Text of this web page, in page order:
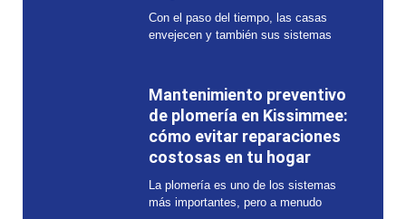
Con el paso del tiempo, las casas
envejecen y también sus sistemas
Mantenimiento preventivo
de plomería en Kissimmee:
cómo evitar reparaciones
costosas en tu hogar
La plomería es uno de los sistemas
más importantes, pero a menudo